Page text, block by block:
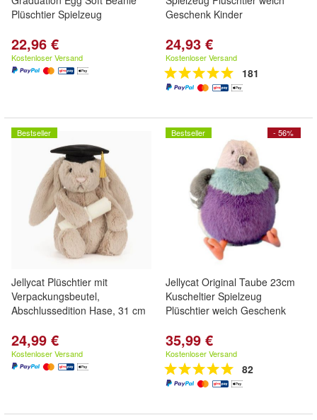
Plüschtier Spielzeug
22,96 €
Kostenloser Versand
Geschenk Kinder
24,93 €
Kostenloser Versand
181
Bestseller
Jellycat Plüschtier mit
Verpackungsbeutel,
Abschlussedition Hase, 31 cm
24,99 €
Kostenloser Versand
- 56%
Bestseller
Jellycat Original Taube 23cm
Kuscheltier Spielzeug
Plüschtier weich Geschenk
35,99 €
Kostenloser Versand
82